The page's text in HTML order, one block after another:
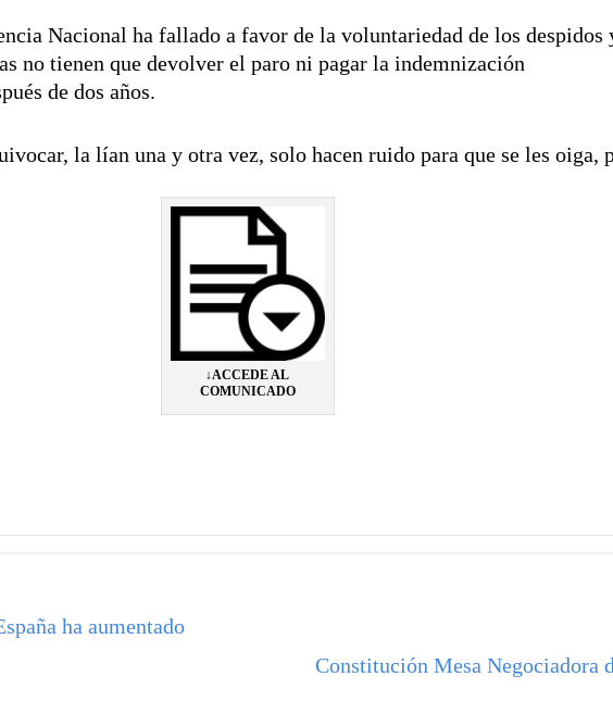
Nacional ha fallado a favor de la voluntariedad de los despidos
no tienen que devolver el paro ni pagar la indemnización
de dos años.
la lían una y otra vez, solo hacen ruido para que se les oiga,
↓ACCEDE AL
COMUNICADO
ha aumentado
Constitución Mesa Negociadora